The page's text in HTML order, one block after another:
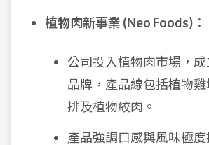
植物肉新事業 (Neo Foods) ：
公司投入植物肉市場，成
品牌，產品線包括植物
排及植物絞肉。
產品強調口感與風味極